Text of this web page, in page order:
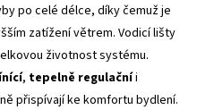
po celé délce, díky čemuž je
zatížení větrem. Vodicí lišty
životnost systému.
, tepelně regulačníi
přispívají ke komfortu bydlení.